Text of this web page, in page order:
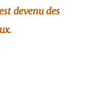
devenu des